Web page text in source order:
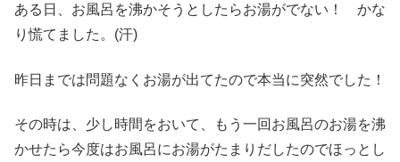
ある日、お風呂を沸かそうとしたらお湯がでない！ かな
り慌てました。(汗)
昨日までは問題なくお湯が出てたので本当に突然でした！
その時は、少し時間をおいて、もう一回お風呂のお湯を沸
かせたら今度はお風呂にお湯がたまりだしたのでほっとし